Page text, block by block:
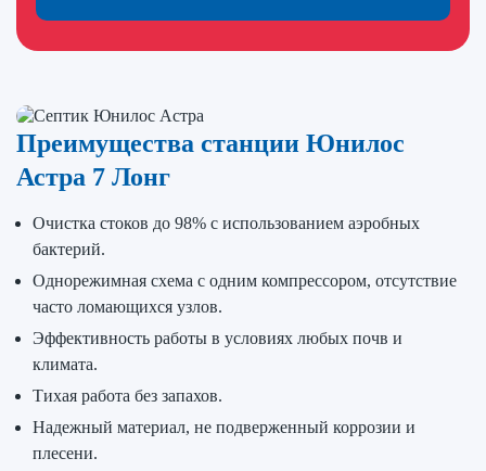
Преимущества станции Юнилос
Астра 7 Лонг
Очистка стоков до 98% с использованием аэробных
бактерий.
Однорежимная схема с одним компрессором, отсутствие
часто ломающихся узлов.
Эффективность работы в условиях любых почв и
климата.
Тихая работа без запахов.
Надежный материал, не подверженный коррозии и
плесени.